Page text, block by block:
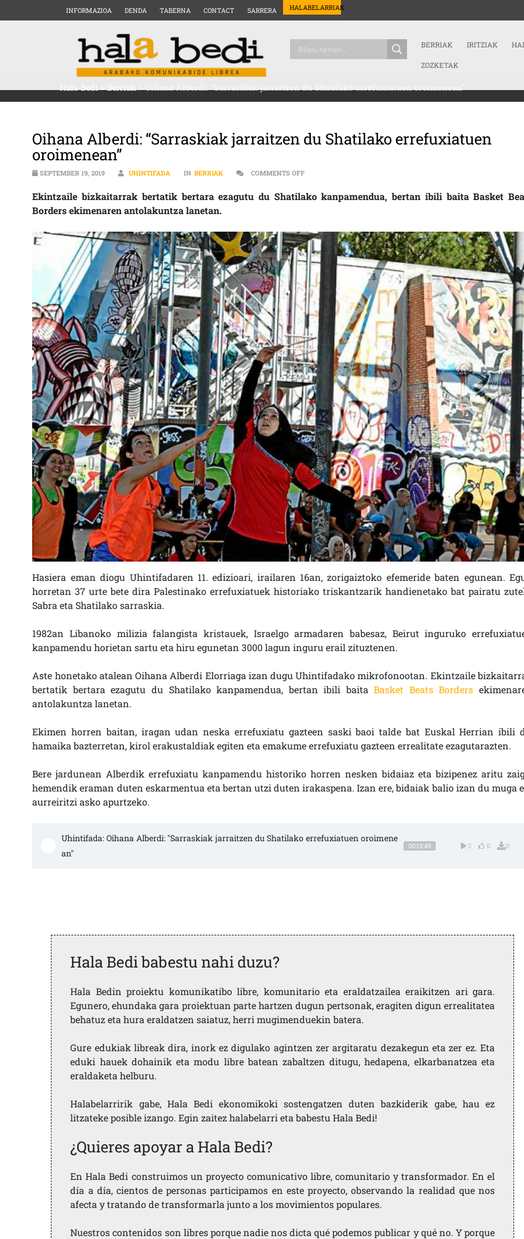
INFORMAZIOA DENDA TABERNA CONTACT SARRERA HALABELARRIAK
BERRIAK IRITZIAK
ZOZKETAK
Hala Bedi>Berriak>Oihana Alberdi: “Sarraskiak jarraitzen du Shatilako errefuxiatuen oroimenean”
Oihana Alberdi: “Sarraskiak jarraitzen du Shatilako errefuxiatuen
oroimenean”
SEPTEMBER 19, 2019 UHINTIFADA IN BERRIAK COMMENTS OFFON OIHANA ALBERDI: “SARRASKIAK JARRAITZEN DU SHATILAKO
Ekintzaile bizkaitarrak bertatik bertara ezagutu du Shatilako kanpamendua, bertan ibili baita Basket
Borders ekimenaren antolakuntza lanetan.
Hasiera eman diogu Uhintifadaren 11. edizioari, irailaren 16an, zorigaiztoko efemeride baten egunean.
horretan 37 urte bete dira Palestinako errefuxiatuek historiako triskantzarik handienetako bat pairatu
Sabra eta Shatilako sarraskia.
1982an Libanoko milizia falangista kristauek, Israelgo armadaren babesaz, Beirut inguruko
kanpamendu horietan sartu eta hiru egunetan 3000 lagun inguru erail zituztenen.
Aste honetako atalean Oihana Alberdi Elorriaga izan dugu Uhintifadako mikrofonootan. Ekintzaile
bertatik bertara ezagutu du Shatilako kanpamendua, bertan ibili baitaBasket Beats Borders
antolakuntza lanetan.
Ekimen horren baitan, iragan udan neska errefuxiatu gazteen saski baoi talde bat Euskal Herrian ibili
hamaika bazterretan, kirol erakustaldiak egiten eta emakume errefuxiatu gazteen errealitate ezagutarazten.
Bere jardunean Alberdik errefuxiatu kanpamendu historiko horren nesken bidaiaz eta bizipenez aritu
hemendik eraman duten eskarmentua eta bertan utzi duten irakaspena. Izan ere, bidaiak balio izan du muga
aurreiritzi asko apurtzeko.
Uhintifada: Oihana Alberdi: "Sarraskiak jarraitzen du Shatilako errefuxiatuen oroimene
an"
00:19:49 2 0 0
Hala Bedi babestu nahi duzu?
Hala Bedin proiektu komunikatibo libre, komunitario eta eraldatzailea eraikitzen ari gara.
Egunero, ehundaka gara proiektuan parte hartzen dugun pertsonak, eragiten digun errealitatea
behatuz eta hura eraldatzen saiatuz, herri mugimenduekin batera.
Gure edukiak libreak dira, inork ez digulako agintzen zer argitaratu dezakegun eta zer ez. Eta
eduki hauek dohainik eta modu libre batean zabaltzen ditugu, hedapena, elkarbanatzea eta
eraldaketa helburu.
Halabelarririk gabe, Hala Bedi ekonomikoki sostengatzen duten bazkiderik gabe, hau ez
litzateke posible izango. Egin zaitez halabelarri eta babestu Hala Bedi!
¿Quieres apoyar a Hala Bedi?
En Hala Bedi construimos un proyecto comunicativo libre, comunitario y transformador. En el
día a día, cientos de personas participamos en este proyecto, observando la realidad que nos
afecta y tratando de transformarla junto a los movimientos populares.
Nuestros contenidos son libres porque nadie nos dicta qué podemos publicar y qué no. Y porque